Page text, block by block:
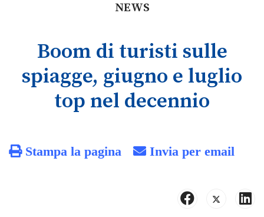
NEWS
Boom di turisti sulle
spiagge, giugno e luglio
top nel decennio
Stampa la pagina Invia per email